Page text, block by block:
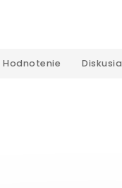
Hodnotenie Diskusia